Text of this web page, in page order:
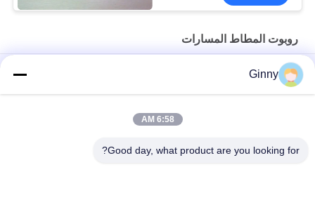
روبوت المطاط المسارات
روبوت المواد الصغيرة المسارات 118 مم واسعة مع عجلات عالية الأداء
عرض 118mm وخفيف الوزن روبوت المطاط المسارات نوع الطلب
Ginny
6:58 AM
Good day, what product are you looking for?